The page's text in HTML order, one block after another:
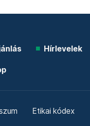
Hírlevelek
Etikai kódex